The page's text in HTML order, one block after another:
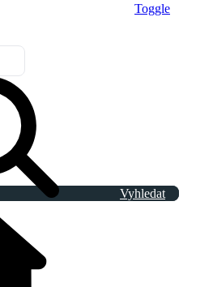
Toggle
Vyhledat